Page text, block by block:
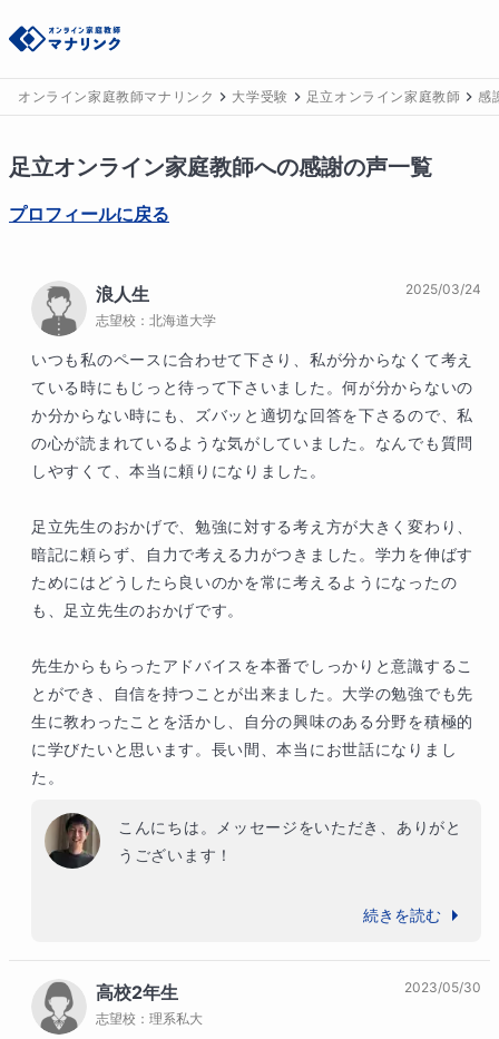
オンライン家庭教師マナリンク 大学受験 足立オンライン家庭教師 感
足立オンライン家庭教師への感謝の声一覧
プロフィールに戻る
浪人生
志望校： 北海道大学
2025/03/24
いつも私のペースに合わせて下さり、私が分からなくて考え
ている時にもじっと待って下さいました。何が分からないの
か分からない時にも、ズバッと適切な回答を下さるので、私
の心が読まれているような気がしていました。なんでも質問
しやすくて、本当に頼りになりました。
足立先生のおかげで、勉強に対する考え方が大きく変わり、
暗記に頼らず、自力で考える力がつきました。学力を伸ばす
ためにはどうしたら良いのかを常に考えるようになったの
も、足立先生のおかげです。
先生からもらったアドバイスを本番でしっかりと意識するこ
とができ、自信を持つことが出来ました。大学の勉強でも先
生に教わったことを活かし、自分の興味のある分野を積極的
に学びたいと思います。長い間、本当にお世話になりまし
た。
こんにちは。メッセージをいただき、ありがと
うございます！
これまでの間、本当に真剣に学習に取り組んで
非常にハイレベルな内容を学習されましたし、
しんどい時期もあったことと思いますが、絶対
に投げ出さず、逃げることなく目標に向かって
続きを読む
高校2年生
志望校： 理系私大
2023/05/30